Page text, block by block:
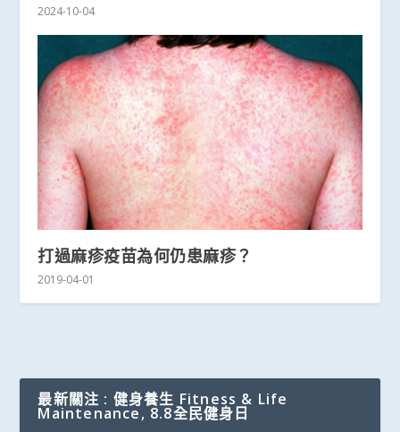
2024-10-04
打過麻疹疫苗為何仍患麻疹？
2019-04-01
最新關注 : 健身養生 Fitness & Life
Maintenance, 8.8全民健身日